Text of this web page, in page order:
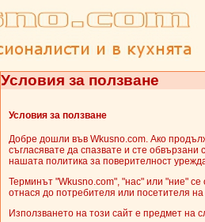
Условия за ползване
Условия за ползване
Добре дошли във Wkusno.com. Ако
съгласявате да спазвате и сте обвързани
нашата политика за поверителност
Терминът "Wkusno.com", "нас" или "ние"
отнася до потребителя или посетителя
Използването на този сайт е предмет на